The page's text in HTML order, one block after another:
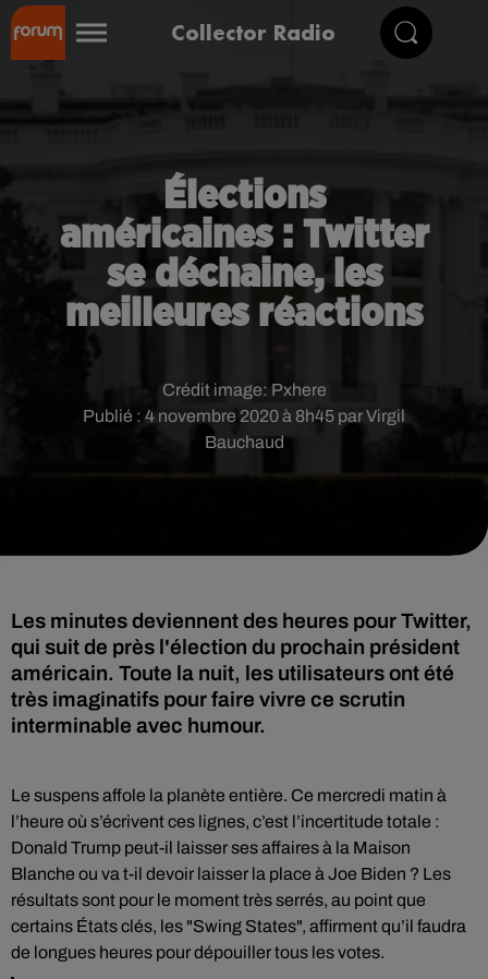
Collector Radio
Élections
américaines : Twitter
se déchaine, les
meilleures réactions
Publié : 4 novembre 2020 à 8h45 par Virgil
Bauchaud
Crédit image: Pxhere
Les minutes deviennent des heures pour Twitter,
qui suit de près l'élection du prochain président
américain. Toute la nuit, les utilisateurs ont été
très imaginatifs pour faire vivre ce scrutin
interminable avec humour.
Le suspens affole la planète entière. Ce mercredi matin à
l’heure où s’écrivent ces lignes, c’est l’incertitude totale :
Donald Trump peut-il laisser ses affaires à la Maison
Blanche ou va t-il devoir laisser la place à Joe Biden ? Les
résultats sont pour le moment très serrés, au point que
certains États clés, les "Swing States", affirment qu’il faudra
de longues heures pour dépouiller tous les votes.